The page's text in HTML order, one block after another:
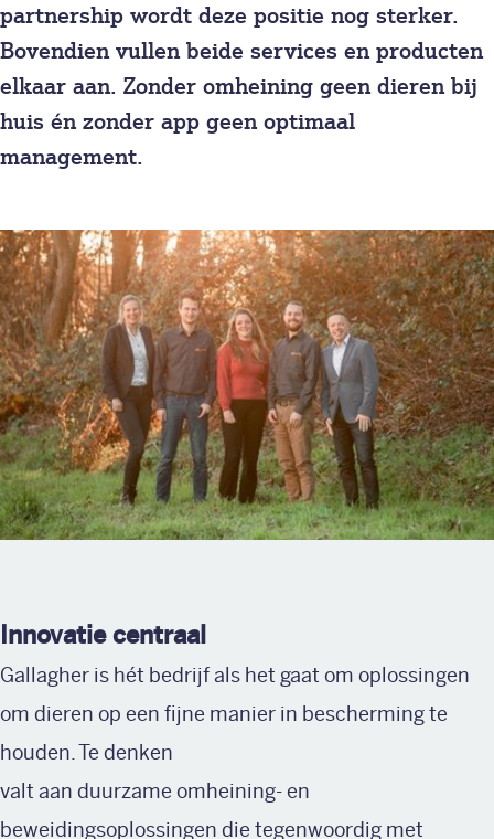
Over ons
partnership wordt deze positie nog sterker.
Bovendien vullen beide services en producten
elkaar aan. Zonder omheining geen dieren bij
huis én zonder app geen optimaal
management.
Innovatie centraal
Gallagher is hét bedrijf als het gaat om oplossingen
om dieren op een fijne manier in bescherming te
houden. Te denken
valt aan duurzame omheining- en
beweidingsoplossingen die tegenwoordig met